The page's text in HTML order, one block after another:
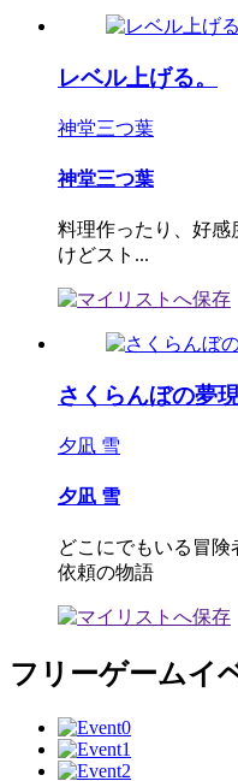
レベル上げる。
神堂三つ葉
神堂三つ葉
料理作ったり、好感
けどスト...
さくらんぼの夢
夕凪 雪
夕凪 雪
どこにでもいる冒
依頼の物語
フリーゲームイ